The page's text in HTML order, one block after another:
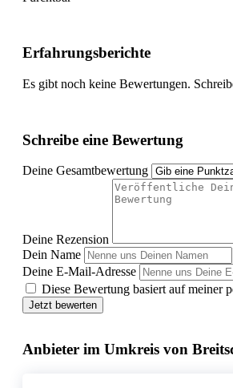
Erfahrungsberichte
Es gibt noch keine Bewertungen.
Schreibe eine Bewertung
Deine Gesamtbewertung
Deine Rezension
Dein Name
Deine E-Mail-Adresse
Diese Bewertung basiert auf meiner
Jetzt bewerten
Anbieter im Umkreis von